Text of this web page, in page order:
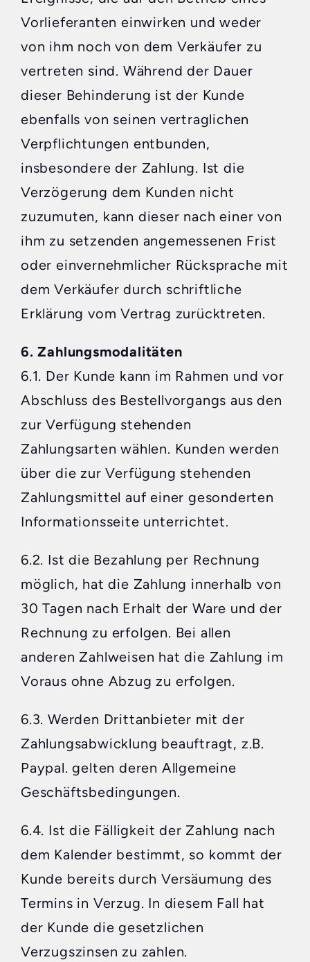
Vorlieferanten einwirken und weder
von ihm noch von dem Verkäufer zu
vertreten sind. Während der Dauer
dieser Behinderung ist der Kunde
ebenfalls von seinen vertraglichen
Verpflichtungen entbunden,
insbesondere der Zahlung. Ist die
Verzögerung dem Kunden nicht
zuzumuten, kann dieser nach einer von
ihm zu setzenden angemessenen Frist
oder einvernehmlicher Rücksprache mit
dem Verkäufer durch schriftliche
Erklärung vom Vertrag zurücktreten.
6. Zahlungsmodalitäten
6.1. Der Kunde kann im Rahmen und vor
Abschluss des Bestellvorgangs aus den
zur Verfügung stehenden
Zahlungsarten wählen. Kunden werden
über die zur Verfügung stehenden
Zahlungsmittel auf einer gesonderten
Informationsseite unterrichtet.
6.2. Ist die Bezahlung per Rechnung
möglich, hat die Zahlung innerhalb von
30 Tagen nach Erhalt der Ware und der
Rechnung zu erfolgen. Bei allen
anderen Zahlweisen hat die Zahlung im
Voraus ohne Abzug zu erfolgen.
6.3. Werden Drittanbieter mit der
Zahlungsabwicklung beauftragt, z.B.
Paypal. gelten deren Allgemeine
Geschäftsbedingungen.
6.4. Ist die Fälligkeit der Zahlung nach
dem Kalender bestimmt, so kommt der
Kunde bereits durch Versäumung des
Termins in Verzug. In diesem Fall hat
der Kunde die gesetzlichen
Verzugszinsen zu zahlen.